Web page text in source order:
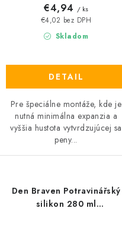
Skladom
€4,02 bez DPH
€4,94 / ks
DETAIL
Pre špeciálne montáže, kde je
nutná minimálna expanzia a
vyššia hustota vytvrdzujúcej sa
peny...
Den Braven Potravinářský
silikon 280 ml